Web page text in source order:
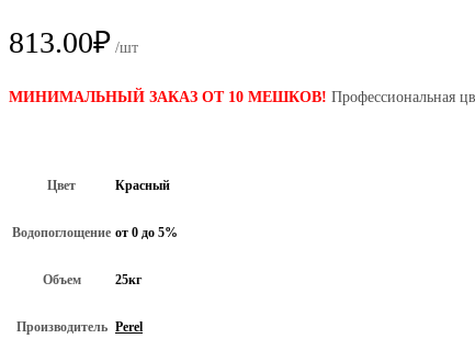
813.00₽ /шт
МИНИМАЛЬНЫЙ ЗАКАЗ ОТ 10 МЕШКОВ! Профессиональная
Цвет Красный
Водопоглощение от 0 до 5%
Объем 25кг
Производитель Perel